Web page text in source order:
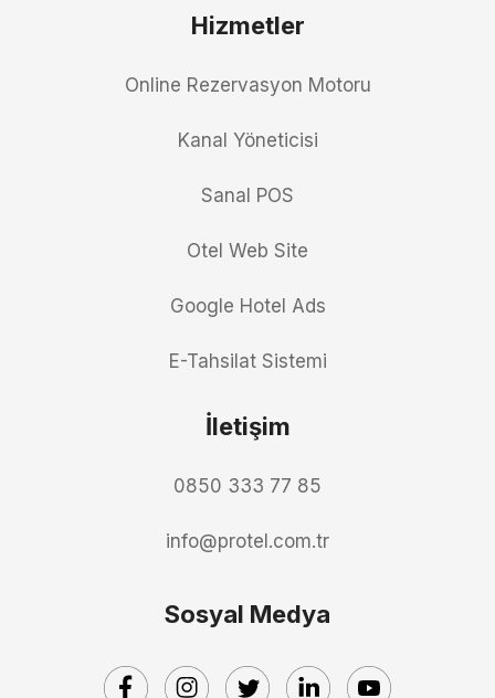
Hizmetler
Online Rezervasyon Motoru
Kanal Yöneticisi
Sanal POS
Otel Web Site
Google Hotel Ads
E-Tahsilat Sistemi
İletişim
0850 333 77 85
info@protel.com.tr
Sosyal Medya